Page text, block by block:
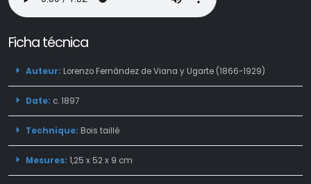
Ficha técnica
Auteur: Lorenzo Fernández de Viana y Ugarte (1866-1929)
Date: c. 1897
Technique: Bois taillé
Mesures: 1,25 x 52 x 9 cm